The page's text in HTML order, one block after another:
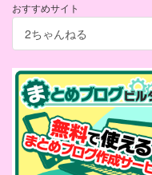
おすすめサイト
2ちゃんねる